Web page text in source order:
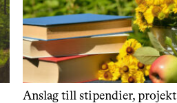
Anslag till stipendier, projekt